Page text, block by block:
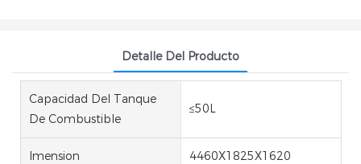
Detalle Del Producto
Capacidad Del Tanque
De Combustible
≤50L
Imension 4460X1825X1620